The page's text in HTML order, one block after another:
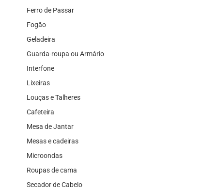
Ferro de Passar
Fogão
Geladeira
Guarda-roupa ou Armário
Interfone
Lixeiras
Louças e Talheres
Cafeteira
Mesa de Jantar
Mesas e cadeiras
Microondas
Roupas de cama
Secador de Cabelo